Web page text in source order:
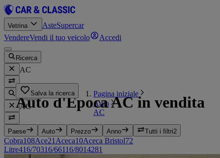
Vetrina AsteSupercar
VendereVendi il tuo veicolo Accedi
Ricerca
AC
Ricerca
AC
Paese Auto Prezzo Anno Tutti i filtri2
Cobra108Ace21 Aceca10Aceca Bristol72
Litre416/70316/66116/8014281
Pagina iniziale
Auto
AC
Auto d'Epoca AC in vendita
Salva la ricerca